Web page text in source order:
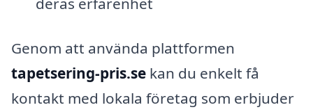
Genom att använda plattformen
tapetsering-pris.se kan du enkelt få
kontakt med lokala företag som erbjuder